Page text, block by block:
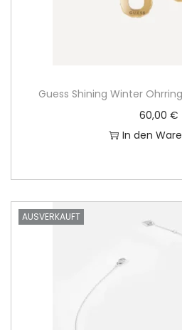
Guess Shining Winter
60,00€
In den
AUSVERKAUFT